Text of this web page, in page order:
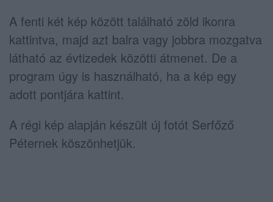
A fenti két kép között található zöld ikonra
kattintva, majd azt balra vagy jobbra mozgatva
látható az évtizedek közötti átmenet. De a
program úgy is használható, ha a kép egy
adott pontjára kattint.
A régi kép alapján készült új fotót Serfőző
Péternek köszönhetjük.